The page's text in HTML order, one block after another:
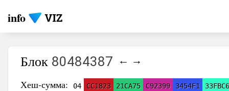
info
Блок 80484387 ← →
Хеш-сумма:
04 CC1823 21CA75 C92399 3454F1 33FBC6